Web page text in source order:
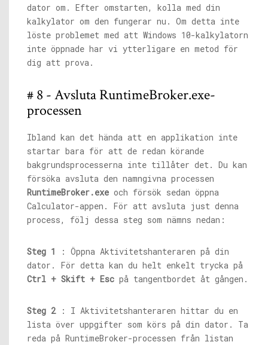
dator om. Efter omstarten, kolla med din
kalkylator om den fungerar nu. Om detta inte
löste problemet med att Windows 10-kalkylatorn
inte öppnade har vi ytterligare en metod för
dig att prova.
# 8 - Avsluta RuntimeBroker.exe-
processen
Ibland kan det hända att en applikation inte
startar bara för att de redan körande
bakgrundsprocesserna inte tillåter det. Du kan
försöka avsluta den namngivna processen
RuntimeBroker.exe och försök sedan öppna
Calculator-appen. För att avsluta just denna
process, följ dessa steg som nämns nedan:
Steg 1
: Öppna Aktivitetshanteraren på din
dator. För detta kan du helt enkelt trycka på
Ctrl + Skift + Esc på tangentbordet åt gången.
Steg 2: I Aktivitetshanteraren hittar du en
lista över uppgifter som körs på din dator. Ta
reda på RuntimeBroker-processen från listan